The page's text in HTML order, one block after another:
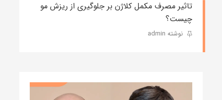
تاثیر مصرف مکمل کلاژن بر جلوگیری از ریزش مو
چیست؟
نوشته admin